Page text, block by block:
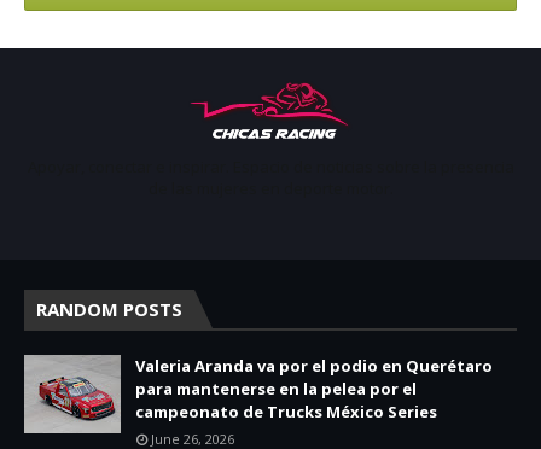
RANDOM POSTS
Valeria Aranda va por el podio en Querétaro
para mantenerse en la pelea por el
campeonato de Trucks México Series
June 26, 2026